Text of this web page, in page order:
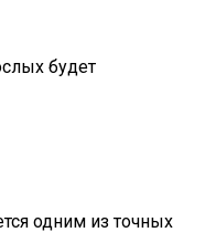
будет
одним из точных